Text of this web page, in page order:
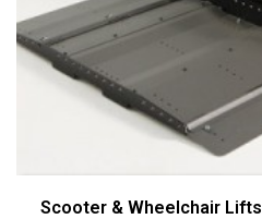
Scooter & Wheelchair Lifts